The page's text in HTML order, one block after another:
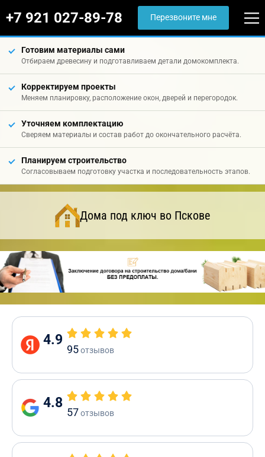
+7 921 027-89-78 Перезвоните мне
Готовим материалы сами
Отбираем древесину и подготавливаем детали домокомплекта.
Корректируем проекты
Меняем планировку, расположение окон, дверей и перегородок.
Уточняем комплектацию
Сверяем материалы и состав работ до окончательного расчёта.
Планируем строительство
Согласовываем подготовку участка и последовательность этапов.
Дома под ключ во Пскове
4.9
95отзывов
4.8
57отзывов